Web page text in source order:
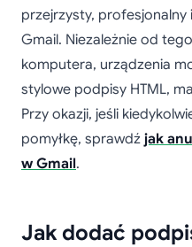
przejrzysty,
Gmail. Niezależnie od
komputera, urządzenia
stylowe podpisy HTML,
Przy okazji, jeśli
pomyłkę, sprawdź jak
w Gmail.
Jak dodać